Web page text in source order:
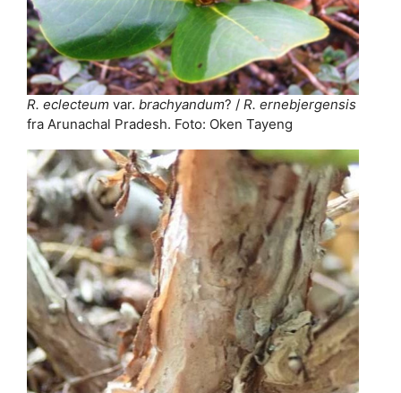
R. eclecteum var. brachyandum? / R. ernebjergensis
fra Arunachal Pradesh. Foto: Oken Tayeng